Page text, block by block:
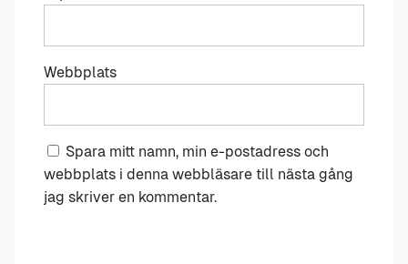
Webbplats
Spara mitt namn, min e-postadress och
webbplats i denna webbläsare till nästa gång
jag skriver en kommentar.